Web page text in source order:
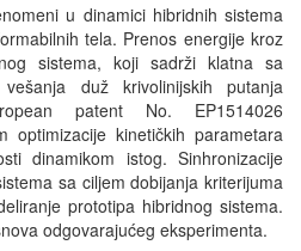
u dinamici hibridnih sistema
tela. Prenos energije kroz
sistema, koji sadrži klatna sa
duž krivolinijskih putanja
patent No. EP1514026
optimizacije kinetičkih parametara
dinamikom istog. Sinhronizacije
sa ciljem dobijanja kriterijuma
prototipa hibridnog sistema.
odgovarajućeg eksperimenta.